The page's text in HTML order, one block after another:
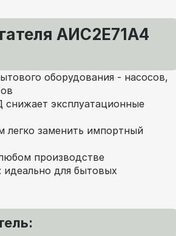
АИС2Е71А4
оборудования - насосов,
эксплуатационные
легко заменить импортный
производстве
идеально для бытовых